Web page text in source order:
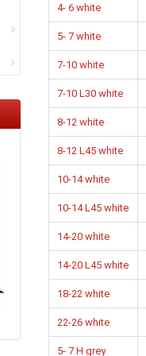
HKR-R
складских
ценам 2020 года!
4- 6 white
5- 7 white
7-10 white
7-10 L30 white
8-12 white
8-12 L45 white
10-14 white
10-14 L45 white
14-20 white
14-20 L45 white
18-22 white
22-26 white
5- 7 H grey